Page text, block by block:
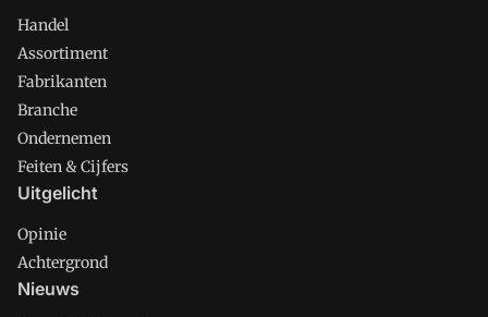
Handel
Assortiment
Fabrikanten
Branche
Ondernemen
Feiten & Cijfers
Uitgelicht
Opinie
Achtergrond
Nieuws